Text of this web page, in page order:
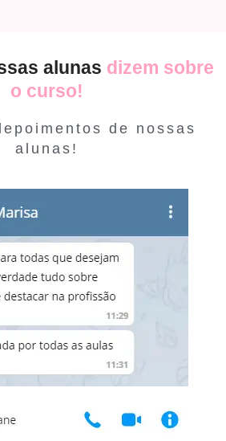
alunas dizem sobre
o curso!
de nossas
alunas!